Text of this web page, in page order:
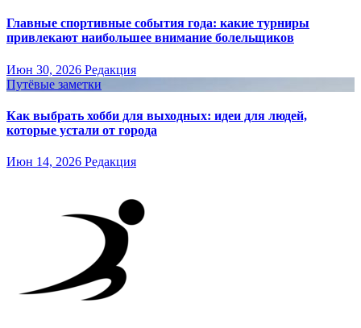
Главные спортивные события года: какие турниры
привлекают наибольшее внимание болельщиков
Июн 30, 2026 Редакция
Путёвые заметки
Как выбрать хобби для выходных: идеи для людей,
которые устали от города
Июн 14, 2026 Редакция